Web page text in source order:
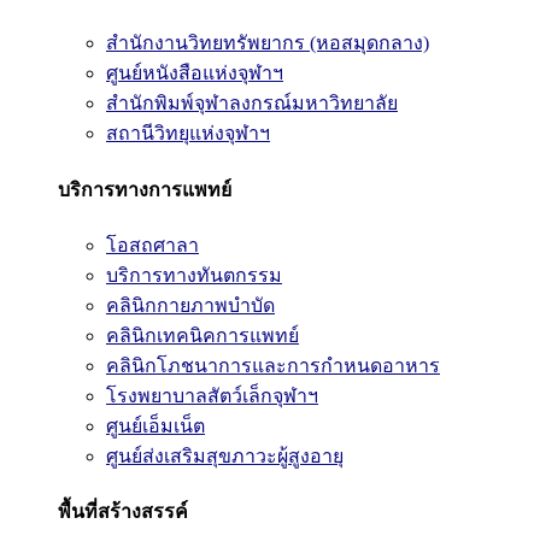
สำนักงานวิทยทรัพยากร (หอสมุดกลาง)
ศูนย์หนังสือแห่งจุฬาฯ
สำนักพิมพ์จุฬาลงกรณ์มหาวิทยาลัย
สถานีวิทยุแห่งจุฬาฯ
บริการทางการแพทย์
โอสถศาลา
บริการทางทันตกรรม
คลินิกกายภาพบำบัด
คลินิกเทคนิคการแพทย์
คลินิกโภชนาการและการกำหนดอาหาร
โรงพยาบาลสัตว์เล็กจุฬาฯ
ศูนย์เอ็มเน็ต
ศูนย์ส่งเสริมสุขภาวะผู้สูงอายุ
พื้นที่สร้างสรรค์